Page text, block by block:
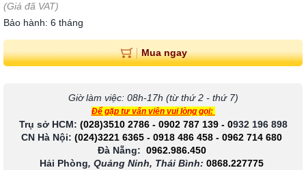
(Giá đã VAT)
Bảo hành: 6 tháng
Mua ngay
Giờ làm việc: 08h-17h (từ thứ 2 - thứ 7)
Để gặp tư vấn viên vui lòng gọi:
Trụ sở HCM: (028)3510 2786 - 0902 787 139- 0932 196 898
CN Hà Nội: (024)3221 6365 - 0918 486 458 - 0962 714 680
Đà Nẵng: 0962.986.450
Hải Phòng, Quảng Ninh, Thái Bình: 0868.227775